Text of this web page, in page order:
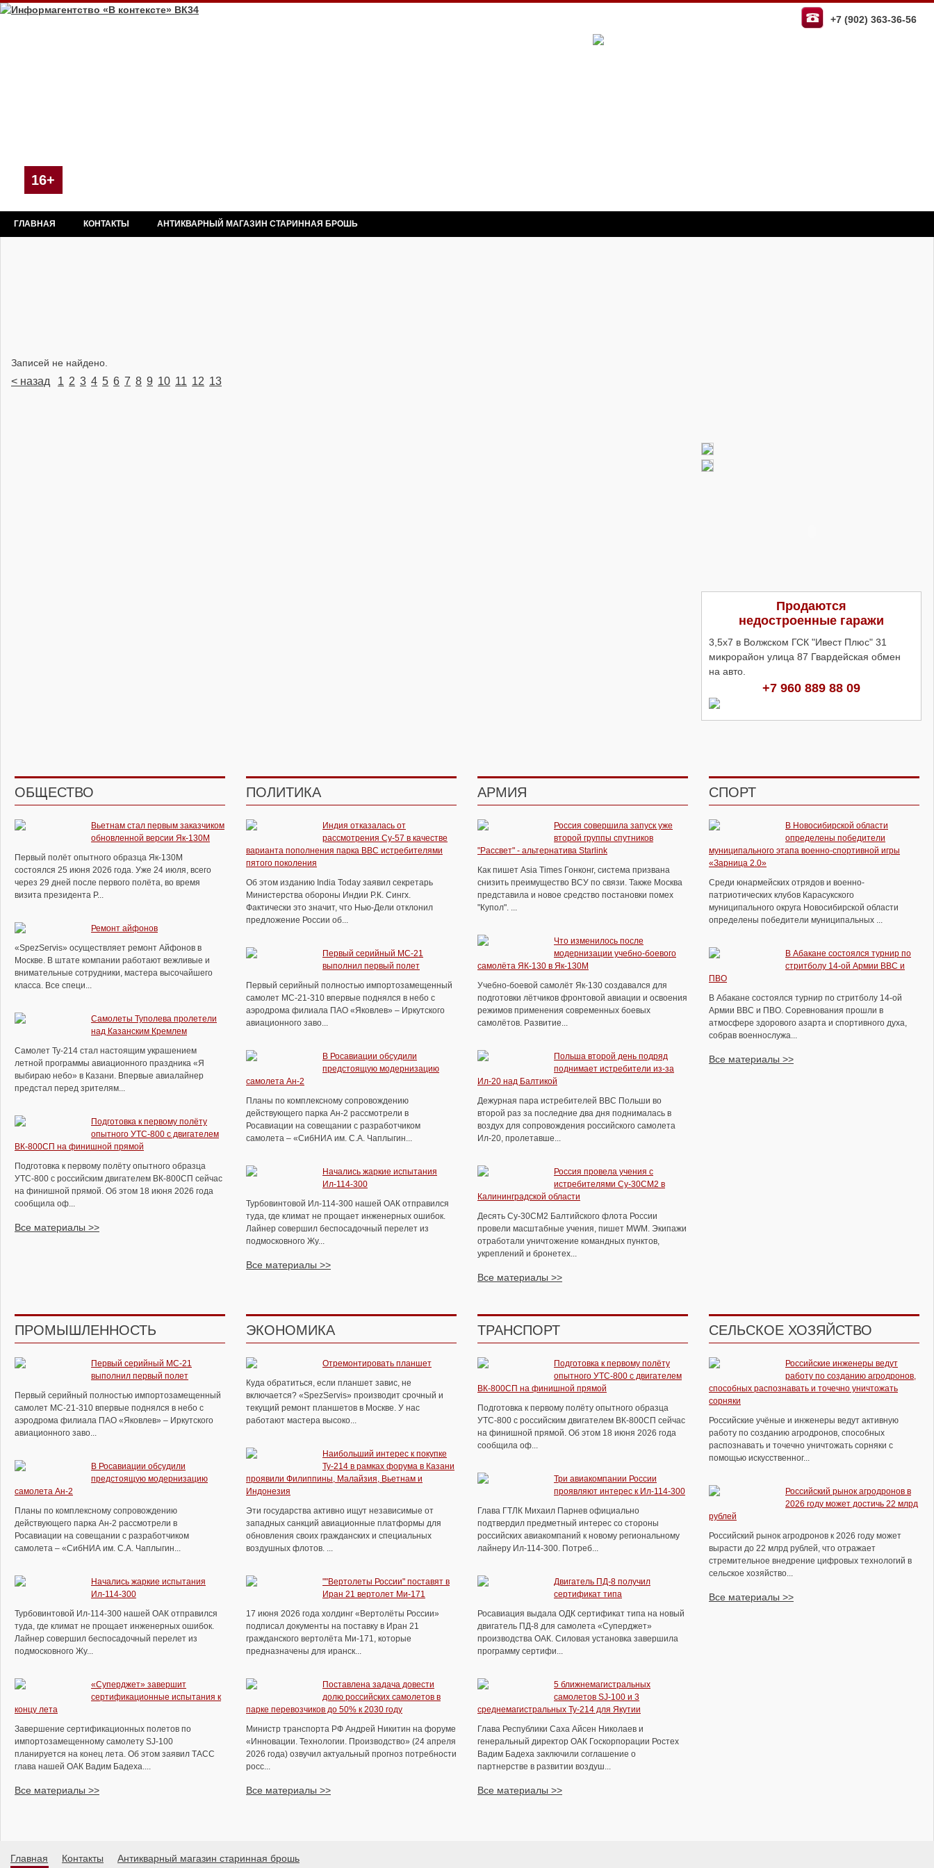
16+
+7 (902) 363-36-56
ГЛАВНАЯ КОНТАКТЫ АНТИКВАРНЫЙ МАГАЗИН СТАРИННАЯ БРОШЬ
Записей не найдено.
< назад 1 2 3 4 5 6 7 8 9 10 11 12 13
Продаются
недостроенные гаражи
3,5х7 в Волжском ГСК "Ивест Плюс" 31
микрорайон улица 87 Гвардейская обмен
на авто.
+7 960 889 88 09
ОБЩЕСТВО
Вьетнам стал первым заказчиком
обновленной версии Як-130М
Первый полёт опытного образца Як-130М
состоялся 25 июня 2026 года. Уже 24 июля, всего
через 29 дней после первого полёта, во время
визита президента Р...
Ремонт айфонов
«SpezServis» осуществляет ремонт Айфонов в
Москве. В штате компании работают вежливые и
внимательные сотрудники, мастера высочайшего
класса. Все специ...
Самолеты Туполева пролетели
над Казанским Кремлем
Самолет Ту-214 стал настоящим украшением
летной программы авиационного праздника «Я
выбираю небо» в Казани. Впервые авиалайнер
предстал перед зрителям...
Подготовка к первому полёту
опытного УТС-800 с двигателем
ВК-800СП на финишной прямой
Подготовка к первому полёту опытного образца
УТС-800 с российским двигателем ВК-800СП сейчас
на финишной прямой. Об этом 18 июня 2026 года
сообщила оф...
Все материалы >>
ПОЛИТИКА
Индия отказалась от
рассмотрения Су-57 в качестве
варианта пополнения парка ВВС истребителями
пятого поколения
Об этом изданию India Today заявил секретарь
Министерства обороны Индии Р.К. Сингх.
Фактически это значит, что Нью-Дели отклонил
предложение России об...
Первый серийный МС-21
выполнил первый полет
Первый серийный полностью импортозамещенный
самолет МС-21-310 впервые поднялся в небо с
аэродрома филиала ПАО «Яковлев» – Иркутского
авиационного заво...
В Росавиации обсудили
предстоящую модернизацию
самолета Ан-2
Планы по комплексному сопровождению
действующего парка Ан-2 рассмотрели в
Росавиации на совещании с разработчиком
самолета – «СибНИА им. С.А. Чаплыгин...
Начались жаркие испытания
Ил-114-300
Турбовинтовой Ил-114-300 нашей ОАК отправился
туда, где климат не прощает инженерных ошибок.
Лайнер совершил беспосадочный перелет из
подмосковного Жу...
Все материалы >>
АРМИЯ
Россия совершила запуск уже
второй группы спутников
"Рассвет" - альтернатива Starlink
Как пишет Asia Times Гонконг, система призвана
снизить преимущество ВСУ по связи. Также Москва
представила и новое средство постановки помех
"Купол". ...
Что изменилось после
модернизации учебно-боевого
самолёта ЯК-130 в Як-130М
Учебно-боевой самолёт Як-130 создавался для
подготовки лётчиков фронтовой авиации и освоения
режимов применения современных боевых
самолётов. Развитие...
Польша второй день подряд
поднимает истребители из-за
Ил-20 над Балтикой
Дежурная пара истребителей ВВС Польши во
второй раз за последние два дня поднималась в
воздух для сопровождения российского самолета
Ил-20, пролетавше...
Россия провела учения с
истребителями Су-30СМ2 в
Калининградской области
Десять Су-30СМ2 Балтийского флота России
провели масштабные учения, пишет MWM. Экипажи
отработали уничтожение командных пунктов,
укреплений и бронетех...
Все материалы >>
СПОРТ
В Новосибирской области
определены победители
муниципального этапа военно-спортивной игры
«Зарница 2.0»
Среди юнармейских отрядов и военно-
патриотических клубов Карасукского
муниципального округа Новосибирской области
определены победители муниципальных ...
В Абакане состоялся турнир по
стритболу 14-ой Армии ВВС и
ПВО
В Абакане состоялся турнир по стритболу 14-ой
Армии ВВС и ПВО. Соревнования прошли в
атмосфере здорового азарта и спортивного духа,
собрав военнослужа...
Все материалы >>
ПРОМЫШЛЕННОСТЬ
Первый серийный МС-21
выполнил первый полет
Первый серийный полностью импортозамещенный
самолет МС-21-310 впервые поднялся в небо с
аэродрома филиала ПАО «Яковлев» – Иркутского
авиационного заво...
В Росавиации обсудили
предстоящую модернизацию
самолета Ан-2
Планы по комплексному сопровождению
действующего парка Ан-2 рассмотрели в
Росавиации на совещании с разработчиком
самолета – «СибНИА им. С.А. Чаплыгин...
Начались жаркие испытания
Ил-114-300
Турбовинтовой Ил-114-300 нашей ОАК отправился
туда, где климат не прощает инженерных ошибок.
Лайнер совершил беспосадочный перелет из
подмосковного Жу...
«Суперджет» завершит
сертификационные испытания к
концу лета
Завершение сертификационных полетов по
импортозамещенному самолету SJ-100
планируется на конец лета. Об этом заявил ТАСС
глава нашей ОАК Вадим Бадеха....
Все материалы >>
ЭКОНОМИКА
Отремонтировать планшет
Куда обратиться, если планшет завис, не
включается? «SpezServis» производит срочный и
текущий ремонт планшетов в Москве. У нас
работают мастера высоко...
Наибольший интерес к покупке
Ту-214 в рамках форума в Казани
проявили Филиппины, Малайзия, Вьетнам и
Индонезия
Эти государства активно ищут независимые от
западных санкций авиационные платформы для
обновления своих гражданских и специальных
воздушных флотов. ...
""Вертолеты России" поставят в
Иран 21 вертолет Ми-171
17 июня 2026 года холдинг «Вертолёты России»
подписал документы на поставку в Иран 21
гражданского вертолёта Ми-171, которые
предназначены для иранск...
Поставлена задача довести
долю российских самолетов в
парке перевозчиков до 50% к 2030 году
Министр транспорта РФ Андрей Никитин на форуме
«Инновации. Технологии. Производство» (24 апреля
2026 года) озвучил актуальный прогноз потребности
росс...
Все материалы >>
ТРАНСПОРТ
Подготовка к первому полёту
опытного УТС-800 с двигателем
ВК-800СП на финишной прямой
Подготовка к первому полёту опытного образца
УТС-800 с российским двигателем ВК-800СП сейчас
на финишной прямой. Об этом 18 июня 2026 года
сообщила оф...
Три авиакомпании России
проявляют интерес к Ил-114-300
Глава ГТЛК Михаил Парнев официально
подтвердил предметный интерес со стороны
российских авиакомпаний к новому региональному
лайнеру Ил-114-300. Потреб...
Двигатель ПД-8 получил
сертификат типа
Росавиация выдала ОДК сертификат типа на новый
двигатель ПД-8 для самолета «Суперджет»
производства ОАК. Силовая установка завершила
программу сертифи...
5 ближнемагистральных
самолетов SJ-100 и 3
среднемагистральных Ту-214 для Якутии
Глава Республики Саха Айсен Николаев и
генеральный директор ОАК Госкорпорации Ростех
Вадим Бадеха заключили соглашение о
партнерстве в развитии воздуш...
Все материалы >>
СЕЛЬСКОЕ ХОЗЯЙСТВО
Российские инженеры ведут
работу по созданию агродронов,
способных распознавать и точечно уничтожать
сорняки
Российские учёные и инженеры ведут активную
работу по созданию агродронов, способных
распознавать и точечно уничтожать сорняки с
помощью искусственног...
Российский рынок агродронов в
2026 году может достичь 22 млрд
рублей
Российский рынок агродронов к 2026 году может
вырасти до 22 млрд рублей, что отражает
стремительное внедрение цифровых технологий в
сельское хозяйство...
Все материалы >>
Главная Контакты Антикварный магазин старинная брошь